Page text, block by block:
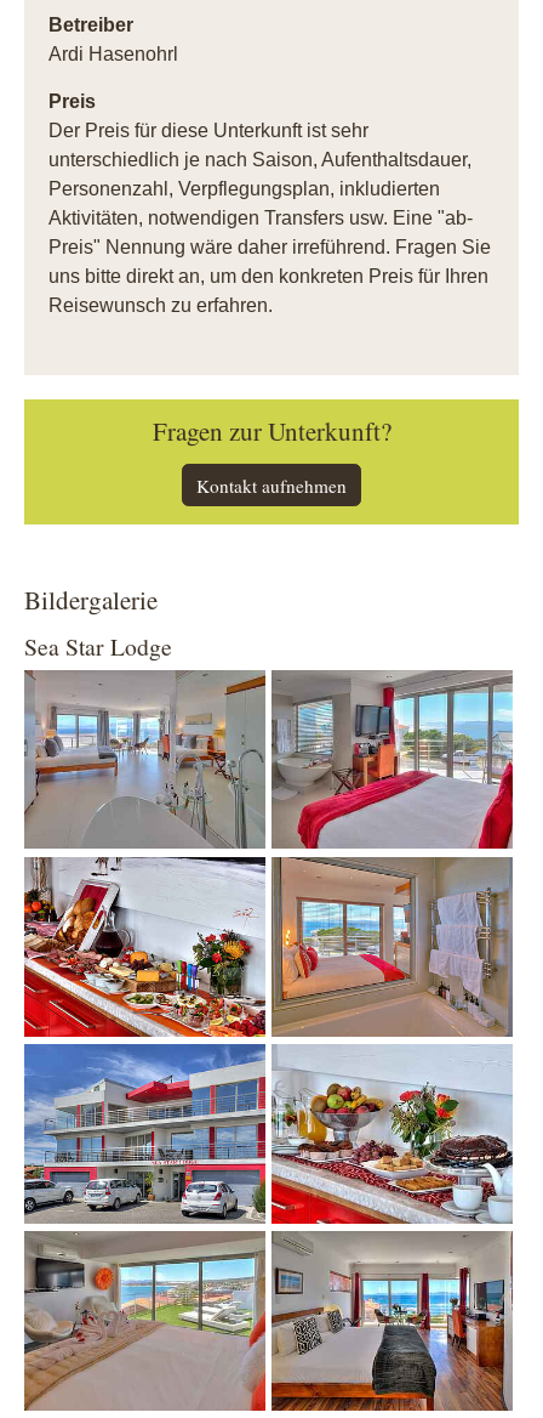
Betreiber
Ardi Hasenohrl
Preis
Der Preis für diese Unterkunft ist sehr
unterschiedlich je nach Saison, Aufenthaltsdauer,
Personenzahl, Verpflegungsplan, inkludierten
Aktivitäten, notwendigen Transfers usw. Eine "ab-
Preis" Nennung wäre daher irreführend. Fragen Sie
uns bitte direkt an, um den konkreten Preis für Ihren
Reisewunsch zu erfahren.
Fragen zur Unterkunft?
Kontakt aufnehmen
Bildergalerie
Sea Star Lodge
Show larger version Show larger version
Show larger version Show larger version
Show larger version Show larger version
Show larger version Show larger version